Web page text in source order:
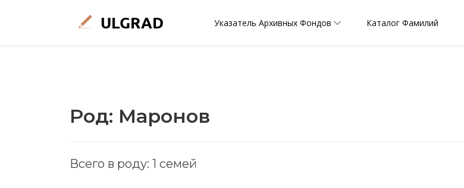
Указатель Архивных Фондов Каталог Фамилий
Род: Маронов
Всего в роду: 1 семей